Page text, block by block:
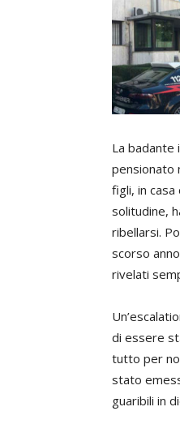
La badante
pensionato
figli, in
solitudine,
ribellarsi.
scorso
rivelati
di essere
tutto per
stato
guaribili in